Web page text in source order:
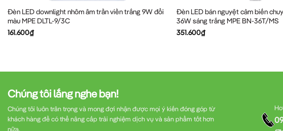
Đèn LED downlight nhôm âm trần viền trắng 9W đổi
màu MPE DLTL-9/3C
161.600₫
Đèn LED bán nguyệt cảm biến
36W sáng trắng MPE BN-36T/MS
351.600₫
Chúng tôi lắng nghe bạn!
Chúng tôi luôn trân trọng và mong đợi nhận được mọi ý kiến đóng góp từ
khách hàng để có thể nâng cấp trải nghiệm dịch vụ và sản phẩm tốt hơn
nữa.